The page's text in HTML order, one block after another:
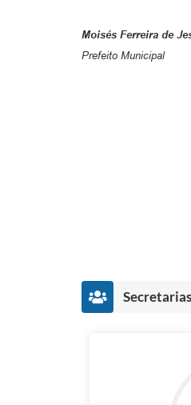
Moisés Ferreira de
Prefeito Municipal